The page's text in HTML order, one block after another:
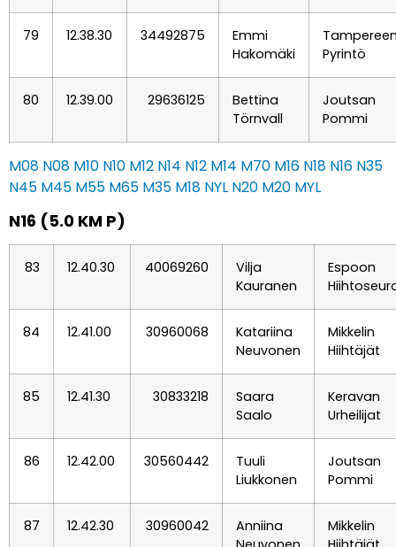
79 12.38.30 34492875
Emmi
Hakomäki
Pyrintö
80 12.39.00 29636125
Bettina
Törnvall
Joutsan
Pommi
M08 N08 M10 N10 M12 N14 N12 M14 M70 M16 N18 N16 N35
N45 M45 M55 M65 M35 M18 NYL N20 M20 MYL
N16 (5.0 KM P)
83 12.40.30 40069260
Vilja
Kauranen
Espoon
84 12.41.00 30960068
Katariina
Neuvonen
Mikkelin
Hiihtäjät
85 12.41.30 30833218
Saara
Saalo
Keravan
Urheilijat
86 12.42.00 30560442
Tuuli
Liukkonen
Joutsan
Pommi
87 12.42.30 30960042
Anniina
Mikkelin